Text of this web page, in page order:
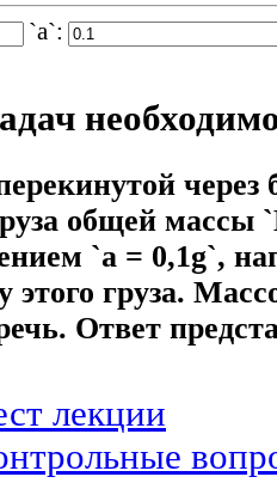
`a`:
общей массы
`а = 0,1g`,
этого груза.
Ответ
лекции